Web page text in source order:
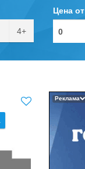
4+
Цена от
Реклама